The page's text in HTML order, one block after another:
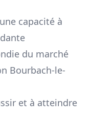
capacité à
du marché
Bourbach-le-
et à atteindre